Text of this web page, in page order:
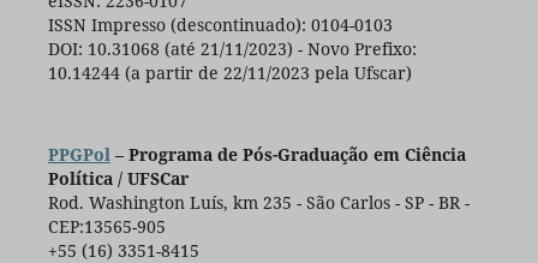
ISSN Impresso (descontinuado): 0104-0103
DOI: 10.31068 (até 21/11/2023) - Novo Prefixo:
10.14244 (a partir de 22/11/2023 pela Ufscar)
PPGPol – Programa de Pós-Graduação em Ciência
Política / UFSCar
Rod. Washington Luís, km 235 - São Carlos - SP - BR -
CEP:13565-905
+55 (16) 3351-8415